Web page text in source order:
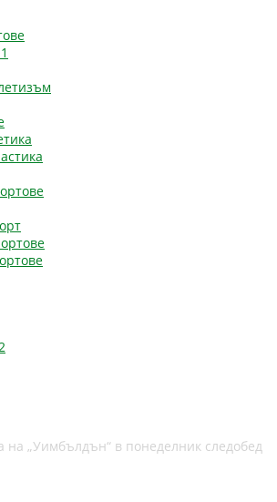
на „Уимбълдън“ в понеделник следобед